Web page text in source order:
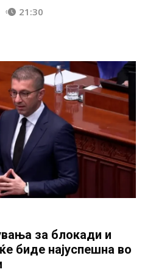
21:30
за блокади и
биде најуспешна во